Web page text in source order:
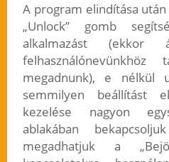
A program elindítása
„Unlock” gomb
alkalmazást (ekkor
megadnunk), e nélkül
semmilyen beállítást
kezelése nagyon
ablakában
megadhatjuk a